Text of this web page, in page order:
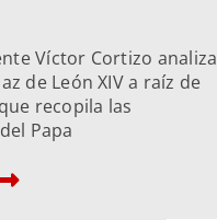
Víctor Cortizo analiza
de León XIV a raíz de
recopila las
Papa